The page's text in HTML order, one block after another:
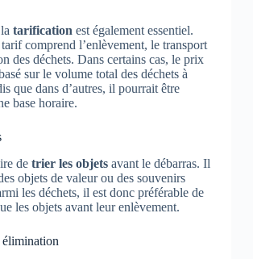
tarification est également essentiel.
comprend l’enlèvement, le transport
des déchets. Dans certains cas, le prix
sur le volume total des déchets à
que dans d’autres, il pourrait être
base horaire.
de trier les objetsavant le débarras. Il
objets de valeur ou des souvenirs
les déchets, il est donc préférable de
les objets avant leur enlèvement.